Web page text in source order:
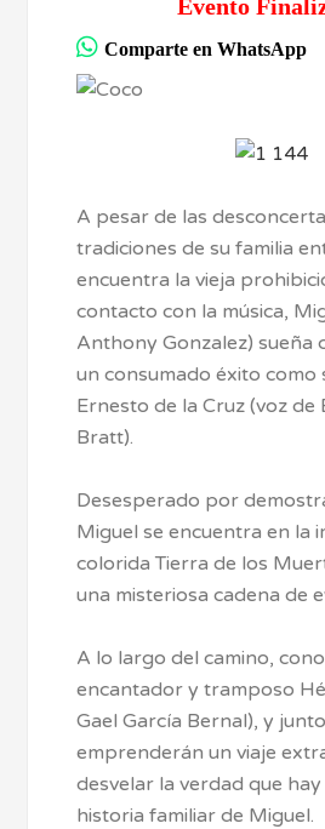
Evento
Comparte en WhatsApp
A pesar de las
tradiciones de su familia
encuentra la vieja
contacto con la música,
Anthony Gonzalez) sueña
un consumado éxito como
Ernesto de la Cruz (voz de
Bratt).
Desesperado por
Miguel se encuentra en la
colorida Tierra de los
una misteriosa cadena de
A lo largo del camino,
encantador y tramposo
Gael García Bernal), y
emprenderán un viaje
desvelar la verdad que
historia familiar de Miguel.